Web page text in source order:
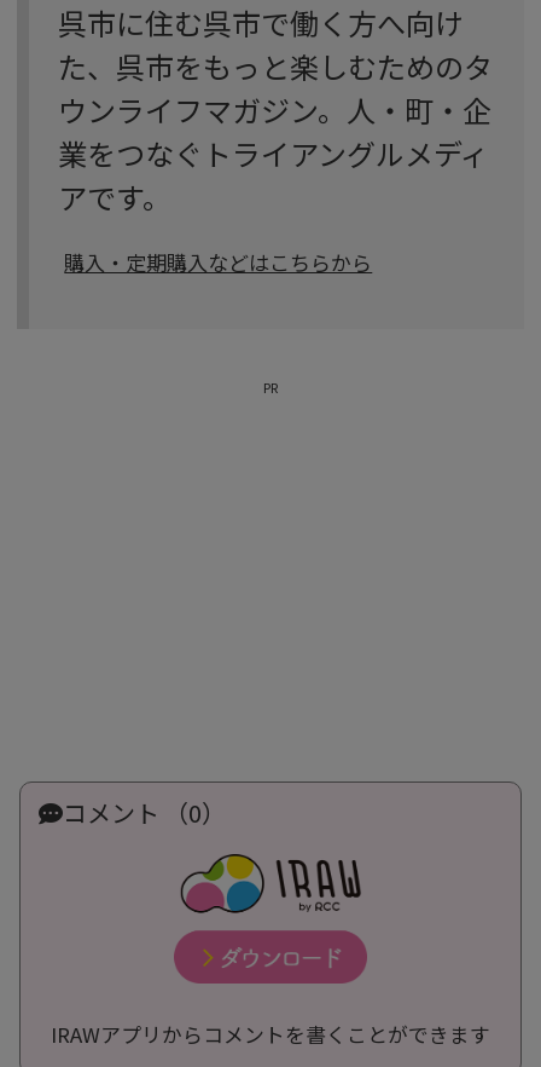
呉市に住む呉市で働く方へ向け
た、呉市をもっと楽しむためのタ
ウンライフマガジン。人・町・企
業をつなぐトライアングルメディ
アです。
購入・定期購入などはこちらから
PR
コメント （0）
IRAWアプリからコメントを書くことができます